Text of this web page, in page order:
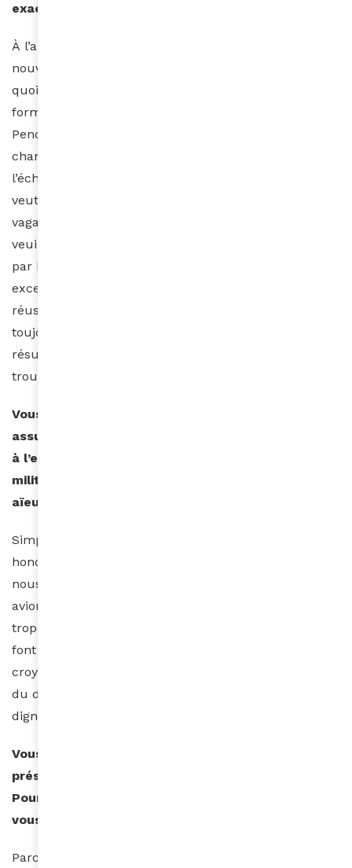
exactement par-là ?
À l’abolition de l’esclavage, les femmes et hommes
nouvellement libres sont devenus citoyens sans que
quoi que ce soit ait été entrepris pour défaire le
formatage des cerveaux, et ce, des deux côtés.
Pendant le siècle qui a suivi, quasiment rien n’a
changé. Il fallait maintenir nos sociétés au bas de
l’échelle et les lois allaient dans ce sens. Celui qui ne
veut pas travailler pour un bas salaire se retrouve
vagabond et le vagabondage est interdit, etc. Qu’on le
veuille ou non, le sentiment d’infériorité était ressenti
par beaucoup. Bien sûr, il y a toujours des
exceptions. Mais le fait de croire qu’on ne peut
réussir parce qu’on est Noir ou que l’autre est
toujours responsable de son échec est une
résultante de ce formatage. À nous de le défaire, et
trouver nos solutions.
Vous faites partie de ces Antillais qui ont toujours
assumé le passé douloureux de leurs ancêtres, lié
à l’esclavage… Et vous avez très tôt commencé à
militer pour le respect de la mémoire de vos
aïeuls… Comment est né ce militantisme en vous ?
Simplement avec cette phrase : « Si nous savons
honorer nos parents proches, pourquoi n’honorons-
nous pas nos aïeux plus lointains ? » Ceux que nous
avions choisi d’oublier parce que cette histoire était
trop douloureuse… Les portes de l’oubli en Afrique y
font écho aussi… Pourtant beaucoup des nôtres sont
croyants, peu importe la religion, et le repos de l’âme
du défunt est capital, non ? Leur rendre honneur et
dignité est un devoir.
Vous êtes aussi connue pour militer pour la
préservation et la promotion de la langue créole…
Pourquoi cette cause est-elle primordiale pour
vous ?
Parce que la culture créole marche avec sa langue.